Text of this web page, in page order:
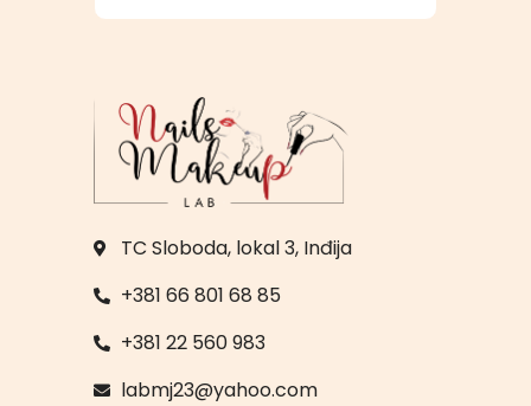
TC Sloboda, lokal 3, Inđija
+381 66 801 68 85
+381 22 560 983
labmj23@yahoo.com